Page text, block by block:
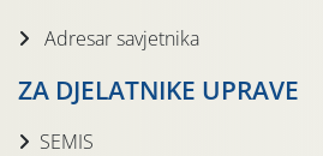
Adresar savjetnika
ZA DJELATNIKE UPRAVE
SEMIS